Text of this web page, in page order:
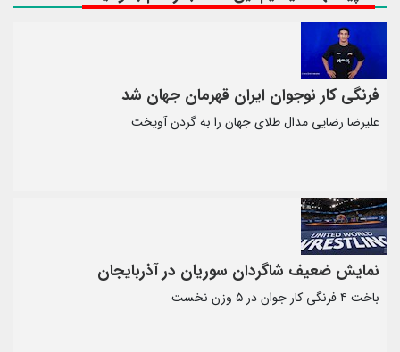
فرنگی کار نوجوان ایران قهرمان جهان شد
علیرضا رضایی مدال طلای جهان را به گردن آویخت
نمایش ضعیف شاگردان سوریان در آذربایجان
باخت ۴ فرنگی کار جوان در ۵ وزن نخست